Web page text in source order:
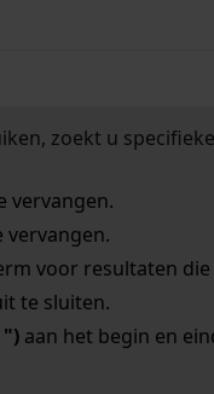
zoekt u
vervangen.
voor resultaten die
te sluiten.
aan het begin en